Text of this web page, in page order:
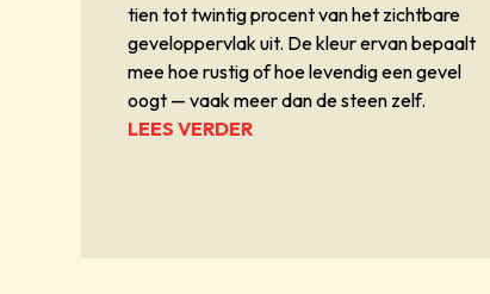
tien tot twintig procent van het zichtbare
geveloppervlak uit. De kleur ervan bepaalt
mee hoe rustig of hoe levendig een gevel
oogt — vaak meer dan de steen zelf.
LEES VERDER